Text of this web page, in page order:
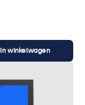
In winkelwagen